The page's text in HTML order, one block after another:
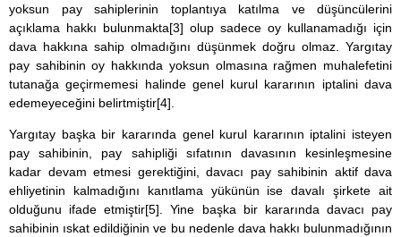
yoksun pay sahiplerinin toplantıya katılma ve düşüncülerini
açıklama hakkı bulunmakta[3] olup sadece oy kullanamadığı için
dava hakkına sahip olmadığını düşünmek doğru olmaz. Yargıtay
pay sahibinin oy hakkında yoksun olmasına rağmen muhalefetini
tutanağa geçirmemesi halinde genel kurul kararının iptalini dava
edemeyeceğini belirtmiştir[4]
Yargıtay başka bir kararında genel kurul kararının iptalini isteyen
pay sahibinin, pay sahipliği sıfatının davasının kesinleşmesine
kadar devam etmesi gerektiğini, davacı pay sahibinin aktif dava
ehliyetinin kalmadığını kanıtlama yükünün ise davalı şirkete ait
olduğunu ifade etmiştir[5] . Yine başka bir kararında davacı pay
sahibinin ıskat edildiğinin ve bu nedenle dava hakkı bulunmadığının